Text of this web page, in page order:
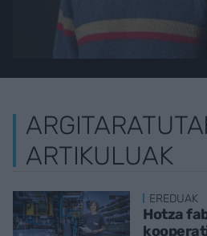
ARTIKULUAK
EREDUAK
Hotza